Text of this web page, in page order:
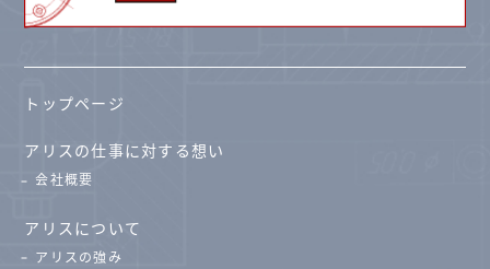
トップページ
アリスの仕事に対する想い
会社概要
アリスについて
アリスの強み